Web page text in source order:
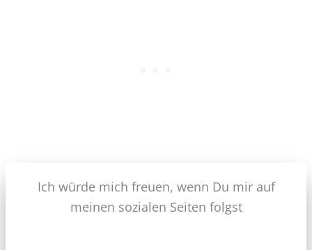
Ich würde mich freuen, wenn Du mir auf
meinen sozialen Seiten folgst